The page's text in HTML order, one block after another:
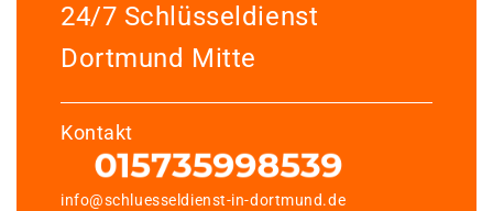
24/7 Schlüsseldienst
Dortmund Mitte
Kontakt
info@schluesseldienst-in-dortmund.de